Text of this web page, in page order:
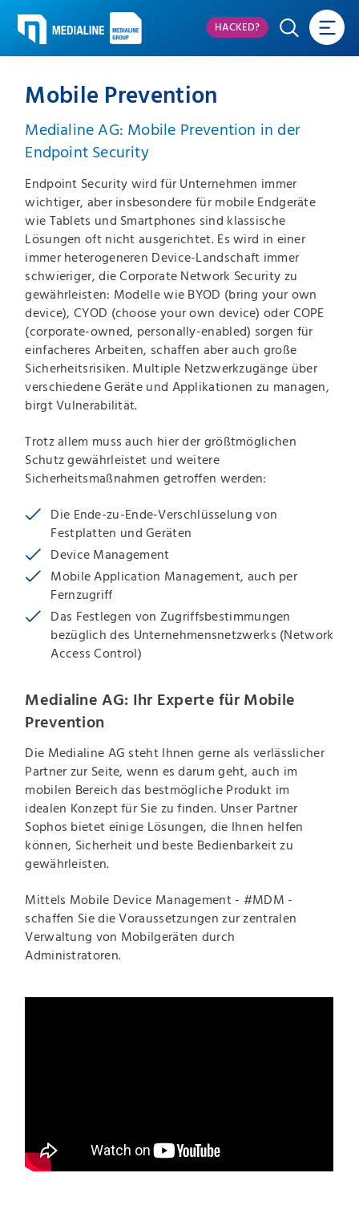
HACKED?
Mobile Prevention
Medialine AG: Mobile Prevention in der
Endpoint Security
Endpoint Security wird für Unternehmen immer
wichtiger, aber insbesondere für mobile Endgeräte
wie Tablets und Smartphones sind klassische
Lösungen oft nicht ausgerichtet. Es wird in einer
immer heterogeneren Device-Landschaft immer
schwieriger, die Corporate Network Security zu
gewährleisten: Modelle wie BYOD (bring your own
device), CYOD (choose your own device) oder COPE
(corporate-owned, personally-enabled) sorgen für
einfacheres Arbeiten, schaffen aber auch große
Sicherheitsrisiken. Multiple Netzwerkzugänge über
verschiedene Geräte und Applikationen zu managen,
birgt Vulnerabilität.
Trotz allem muss auch hier der größtmöglichen
Schutz gewährleistet und weitere
Sicherheitsmaßnahmen getroffen werden:
Die Ende-zu-Ende-Verschlüsselung von
Festplatten und Geräten
Device Management
Mobile Application Management, auch per
Fernzugriff
Das Festlegen von Zugriffsbestimmungen
bezüglich des Unternehmensnetzwerks (Network
Access Control)
Medialine AG: Ihr Experte für Mobile
Prevention
Die Medialine AG steht Ihnen gerne als verlässlicher
Partner zur Seite, wenn es darum geht, auch im
mobilen Bereich das bestmögliche Produkt im
idealen Konzept für Sie zu finden. Unser Partner
Sophos bietet einige Lösungen, die Ihnen helfen
können, Sicherheit und beste Bedienbarkeit zu
gewährleisten.
Mittels Mobile Device Management - #MDM -
schaffen Sie die Voraussetzungen zur zentralen
Verwaltung von Mobilgeräten durch
Administratoren.